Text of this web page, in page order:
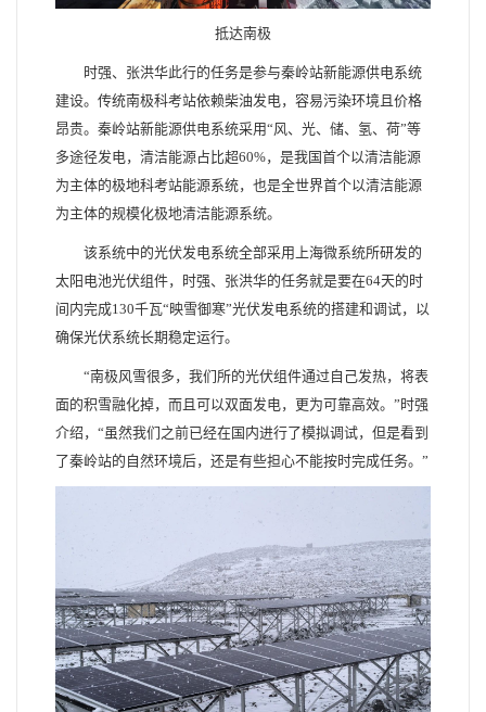
抵达南极
时强、张洪华此行的任务是参与秦岭站新能源供电系统
建设。传统南极科考站依赖柴油发电，容易污染环境且价格
昂贵。秦岭站新能源供电系统采用“风、光、储、氢、荷”等
多途径发电，清洁能源占比超60%，是我国首个以清洁能源
为主体的极地科考站能源系统，也是全世界首个以清洁能源
为主体的规模化极地清洁能源系统。
该系统中的光伏发电系统全部采用上海微系统所研发的
太阳电池光伏组件，时强、张洪华的任务就是要在64天的时
间内完成130千瓦“映雪御寒”光伏发电系统的搭建和调试，以
确保光伏系统长期稳定运行。
“南极风雪很多，我们所的光伏组件通过自己发热，将表
面的积雪融化掉，而且可以双面发电，更为可靠高效。”时强
介绍，“虽然我们之前已经在国内进行了模拟调试，但是看到
了秦岭站的自然环境后，还是有些担心不能按时完成任务。”